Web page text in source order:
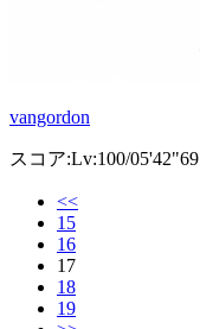
vangordon
スコア:Lv:100/05'42"69
<<
15
16
17
18
19